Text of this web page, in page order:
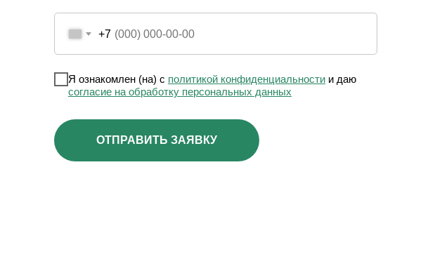
+7
Я ознакомлен (на) с политикой конфиденциальности и даю
согласие на обработку персональных данных
ОТПРАВИТЬ ЗАЯВКУ